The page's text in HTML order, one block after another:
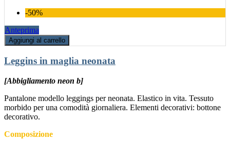
-50%
Anteprima
Aggiungi al carrello
Leggins in maglia neonata
[Abbigliamento neon b]
Pantalone modello leggings per neonata. Elastico in vita. Tessuto
morbido per una comodità giornaliera. Elementi decorativi: bottone
decorativo.
Composizione